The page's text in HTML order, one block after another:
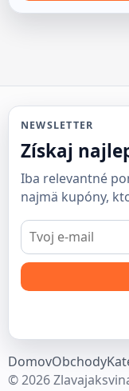
NEWSLETTER
Získaj
Iba relevantné
najmä kupóny,
E-
mail
DomovObchody
© 2026